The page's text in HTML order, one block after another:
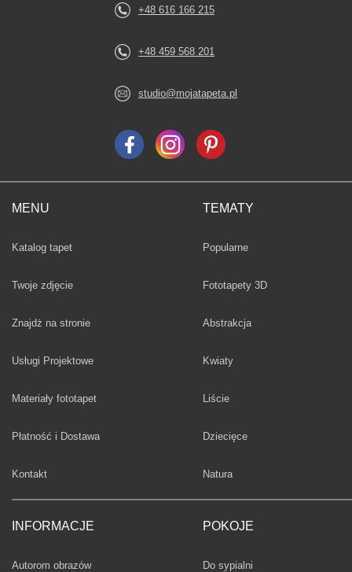
MENU
Katalog tapet
Twoje zdjęcie
Znajdż na stronie
Usługi Projektowe
Materiały fototapet
Płatność i Dostawa
Kontakt
INFORMACJE
Autorom obrazów
TEMATY
Fototapety
Popularne
Fototapety 3D
Fototapety
Abstrakcja
Fototapety
Kwiaty
Fototapety
Liście
Fototapety
Dziecięce
Fototapety
Natura
POKOJE
Fototapety
Do sypialni
+48 616 166 215
+48 459 568 201
studio@mojatapeta.pl